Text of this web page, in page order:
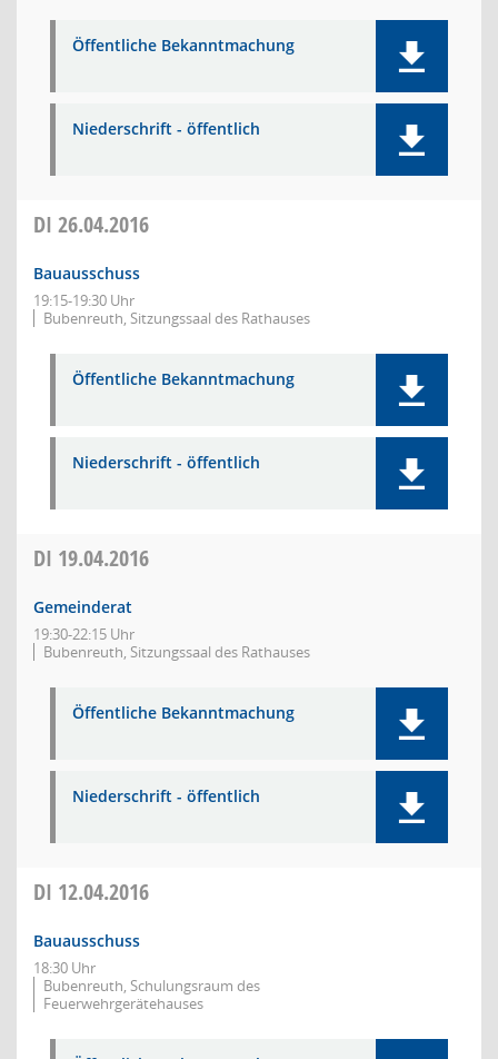
Öffentliche Bekanntmachung
Niederschrift - öffentlich
DI 26.04.2016
Bauausschuss
19:15-19:30 Uhr
Bubenreuth, Sitzungssaal des Rathauses
Öffentliche Bekanntmachung
Niederschrift - öffentlich
DI 19.04.2016
Gemeinderat
19:30-22:15 Uhr
Bubenreuth, Sitzungssaal des Rathauses
Öffentliche Bekanntmachung
Niederschrift - öffentlich
DI 12.04.2016
Bauausschuss
18:30 Uhr
Bubenreuth, Schulungsraum des
Feuerwehrgerätehauses